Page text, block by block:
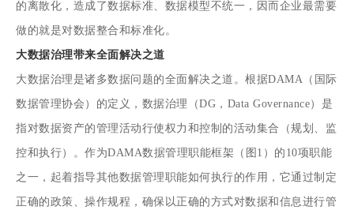
的离散化，造成了数据标准、数据模型不统一，因而企业最需要
做的就是对数据整合和标准化。
大数据治理带来全面解决之道
大数据治理是诸多数据问题的全面解决之道。根据DAMA（国际
数据管理协会）的定义，数据治理（DG，Data Governance）是
指对数据资产的管理活动行使权力和控制的活动集合（规划、监
控和执行）。作为DAMA数据管理职能框架（图1）的10项职能
之一，起着指导其他数据管理职能如何执行的作用，它通过制定
正确的政策、操作规程，确保以正确的方式对数据和信息进行管